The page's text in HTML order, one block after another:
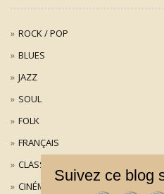
ROCK / POP
BLUES
JAZZ
SOUL
FOLK
FRANÇAIS
CLASSIQUE
CINÉMA
Suivez ce blog